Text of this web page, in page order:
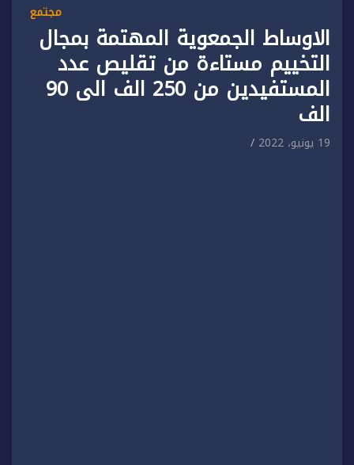
مجتمع
الاوساط الجمعوية المهتمة بمجال
التخييم مستاءة من تقليص عدد
المستفيدين من 250 الف الى 90
الف
19 يونيو، 2022